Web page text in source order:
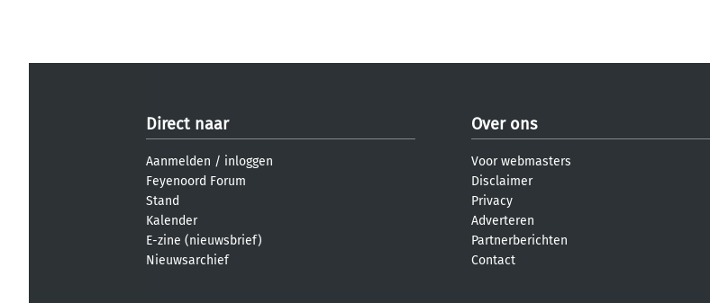
Direct naar
Aanmelden / inloggen
Feyenoord Forum
Stand
Kalender
E-zine (nieuwsbrief)
Nieuwsarchief
Over ons
Voor webmasters
Disclaimer
Privacy
Adverteren
Partnerberichten
Contact